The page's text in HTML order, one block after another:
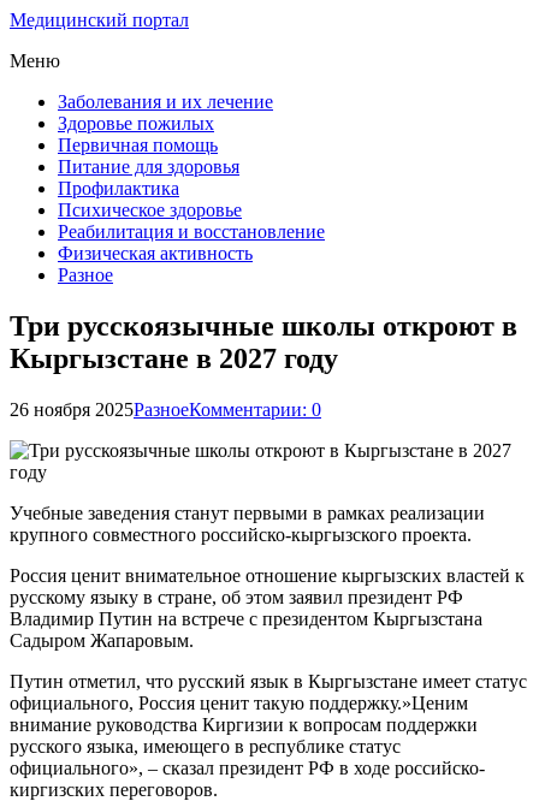
Медицинский портал
Меню
Заболевания и их лечение
Здоровье пожилых
Первичная помощь
Питание для здоровья
Профилактика
Психическое здоровье
Реабилитация и восстановление
Физическая активность
Разное
Три русскоязычные школы откроют в
Кыргызстане в 2027 году
26 ноября 2025РазноеКомментарии: 0
Учебные заведения станут первыми в рамках реализации
крупного совместного российско-кыргызского проекта.
Россия ценит внимательное отношение кыргызских властей к
русскому языку в стране, об этом заявил президент РФ
Владимир Путин на встрече с президентом Кыргызстана
Садыром Жапаровым.
Путин отметил, что русский язык в Кыргызстане имеет статус
официального, Россия ценит такую поддержку.»Ценим
внимание руководства Киргизии к вопросам поддержки
русского языка, имеющего в республике статус
официального», – сказал президент РФ в ходе российско-
киргизских переговоров.